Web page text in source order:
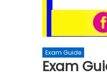
Exam Guide
Exam